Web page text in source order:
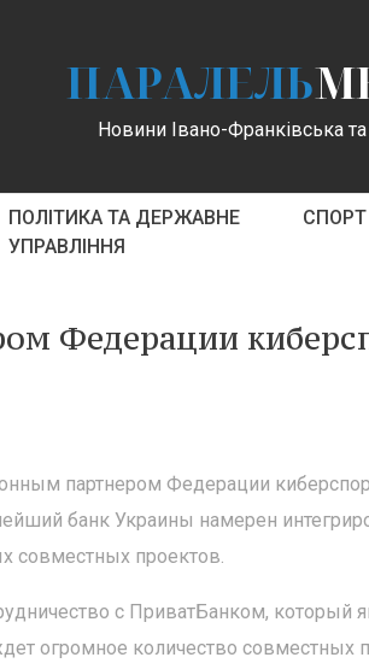
ПАРАЛЕЛЬ
Новини Івано-Франківська та
ПОЛІТИКА ТА ДЕРЖАВНЕ
УПРАВЛІННЯ
СПОРТ
Федерации
партнером Федерации
банк Украины намерен
совместных проектов.
с ПриватБанком, который
огромное количество совместных